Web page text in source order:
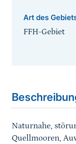
Art des
FFH-Gebiet
Naturnahe,
Quellmooren,